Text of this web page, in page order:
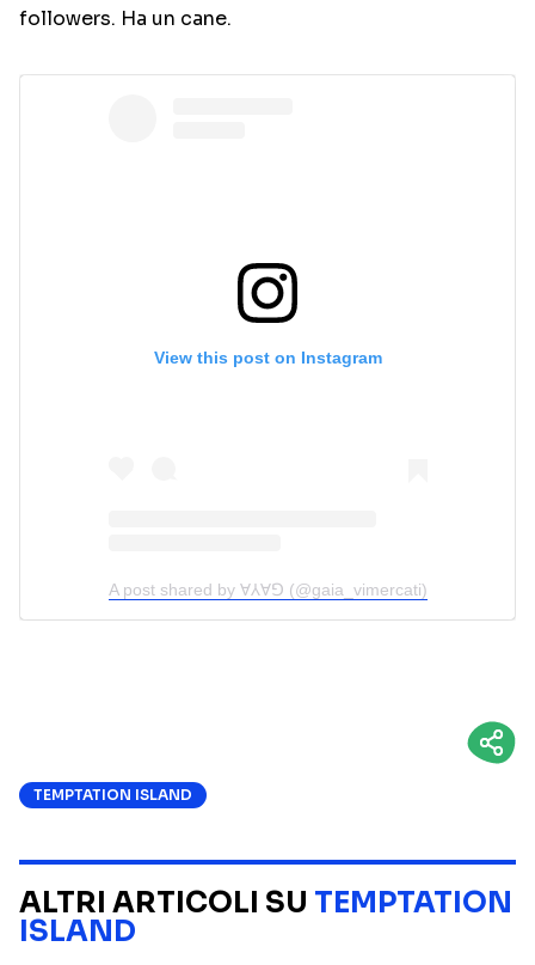
followers. Ha un cane.
View this post on Instagram
A post shared by Ɐ⅄Ɐꓨ (@gaia_vimercati)
TEMPTATION ISLAND
ALTRI ARTICOLI SU TEMPTATION
ISLAND